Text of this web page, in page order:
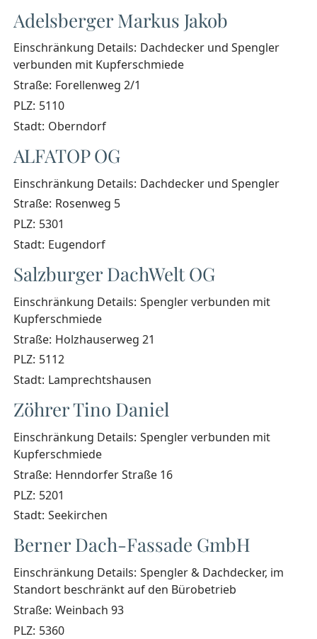
Adelsberger Markus Jakob
Einschränkung Details: Dachdecker und Spengler
verbunden mit Kupferschmiede
Straße: Forellenweg 2/1
PLZ: 5110
Stadt: Oberndorf
ALFATOP OG
Einschränkung Details: Dachdecker und Spengler
Straße: Rosenweg 5
PLZ: 5301
Stadt: Eugendorf
Salzburger DachWelt OG
Einschränkung Details: Spengler verbunden mit
Kupferschmiede
Straße: Holzhauserweg 21
PLZ: 5112
Stadt: Lamprechtshausen
Zöhrer Tino Daniel
Einschränkung Details: Spengler verbunden mit
Kupferschmiede
Straße: Henndorfer Straße 16
PLZ: 5201
Stadt: Seekirchen
Berner Dach-Fassade GmbH
Einschränkung Details: Spengler & Dachdecker, im
Standort beschränkt auf den Bürobetrieb
Straße: Weinbach 93
PLZ: 5360